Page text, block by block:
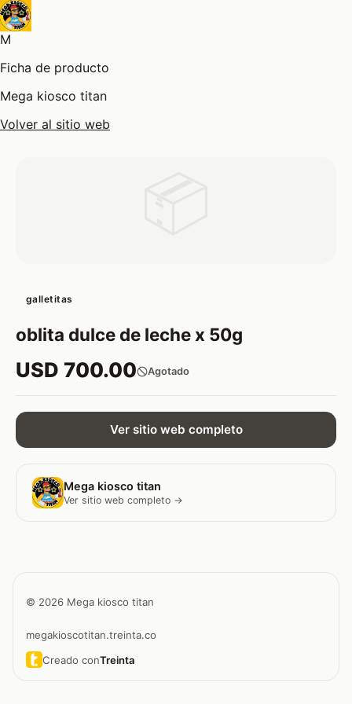
M
Ficha de producto
Mega kiosco titan
Volver al sitio web
galletitas
oblita dulce de leche x 50g
USD 700.00 Agotado
Ver sitio web completo
Mega kiosco titan
Ver sitio web completo →
© 2026 Mega kiosco titan
megakioscotitan.treinta.co
Creado conTreinta